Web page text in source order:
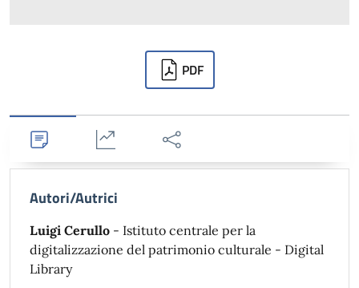
PDF
Dettagli Statistiche Condividi
Autori/Autrici
Luigi Cerullo - Istituto centrale per la
digitalizzazione del patrimonio culturale - Digital
Library